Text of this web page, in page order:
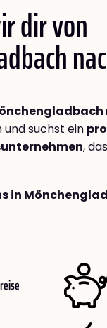
dir von
und suchst ein
,
in